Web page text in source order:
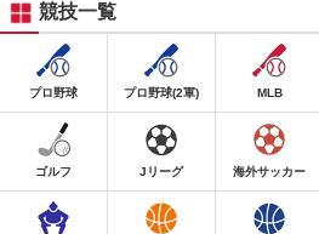
競技一覧
プロ野球 プロ野球(2軍) MLB
ゴルフ Jリーグ 海外サッカー